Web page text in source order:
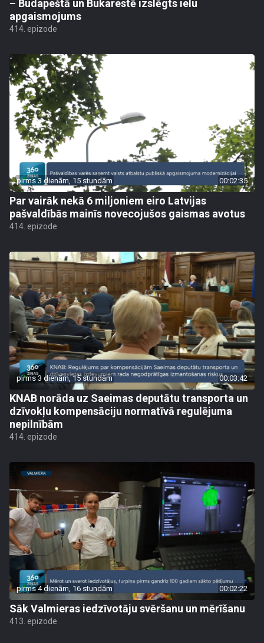
– Budapeštā un Bukarestē izslēgts ielu
apgaismojums
414. epizode
pirms 3 dienām, 15 stundām 00:02:35
Par vairāk nekā 6 miljoniem eiro Latvijas
pašvaldībās mainīs novecojušos gaismas avotus
414. epizode
pirms 3 dienām, 15 stundām 00:03:42
KNAB norāda uz Saeimas deputātu transporta un
dzīvokļu kompensāciju normatīvā regulējuma
nepilnībām
414. epizode
pirms 4 dienām, 16 stundām 00:02:22
Sāk Valmieras iedzīvotāju svēršanu un mērīšanu
413. epizode